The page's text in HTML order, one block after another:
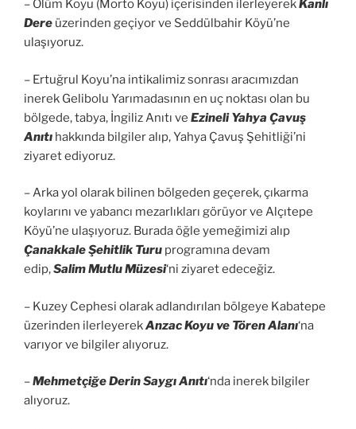
– Ölüm Koyu (Morto Koyu) içerisinden ilerleyerekKanlı
Dere üzerinden geçiyor ve Seddülbahir Köyü’ne
ulaşıyoruz.
– Ertuğrul Koyu’na intikalimiz sonrası aracımızdan
inerek Gelibolu Yarımadasının en uç noktası olan bu
bölgede, tabya, İngiliz Anıtı ve Ezineli Yahya Çavuş
Anıtı hakkında bilgiler alıp, Yahya Çavuş Şehitliği’ni
ziyaret ediyoruz.
– Arka yol olarak bilinen bölgeden geçerek, çıkarma
koylarını ve yabancı mezarlıkları görüyor ve Alçıtepe
Köyü’ne ulaşıyoruz. Burada öğle yemeğimizi alıp
Çanakkale Şehitlik Turu programına devam
edip,Salim Mutlu Müzesi‘ni ziyaret edeceğiz.
– Kuzey Cephesi olarak adlandırılan bölgeye Kabatepe
üzerinden ilerleyerekAnzac Koyu ve Tören Alanı‘na
varıyor ve bilgiler alıyoruz.
–Mehmetçiğe Derin Saygı Anıtı‘nda inerek bilgiler
alıyoruz.